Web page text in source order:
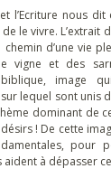
l’Ecriture nous dit
le vivre. L’extrait
d’une vie
vigne et des
image
lequel sont unis
dominant de
! De cette
pour
aident à dépasser